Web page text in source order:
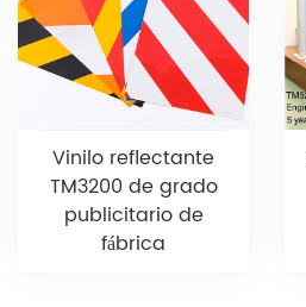
Vinilo reflectante
TM3200 de grado
publicitario de
fábrica